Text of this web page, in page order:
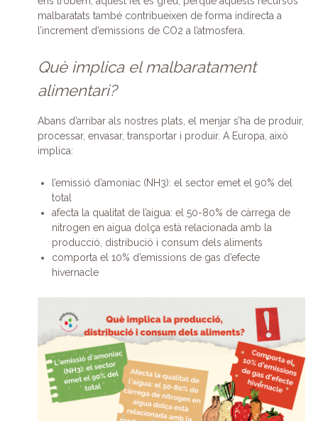
malbaratats també contribueixen de forma indirecta a
l’increment d’emissions de CO2 a l’atmosfera.
Què implica el malbaratament
alimentari?
Abans d’arribar als nostres plats, el menjar s’ha de produir,
processar, envasar, transportar i produir. A Europa, això
implica:
l’emissió d’amoníac (NH3): el sector emet el 90% del
total
afecta la qualitat de l’aigua: el 50-80% de càrrega de
nitrogen en aigua dolça està relacionada amb la
producció, distribució i consum dels aliments
comporta el 10% d’emissions de gas d’efecte
hivernacle